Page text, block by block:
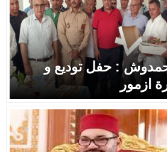
: حفل توديع و
ازمور